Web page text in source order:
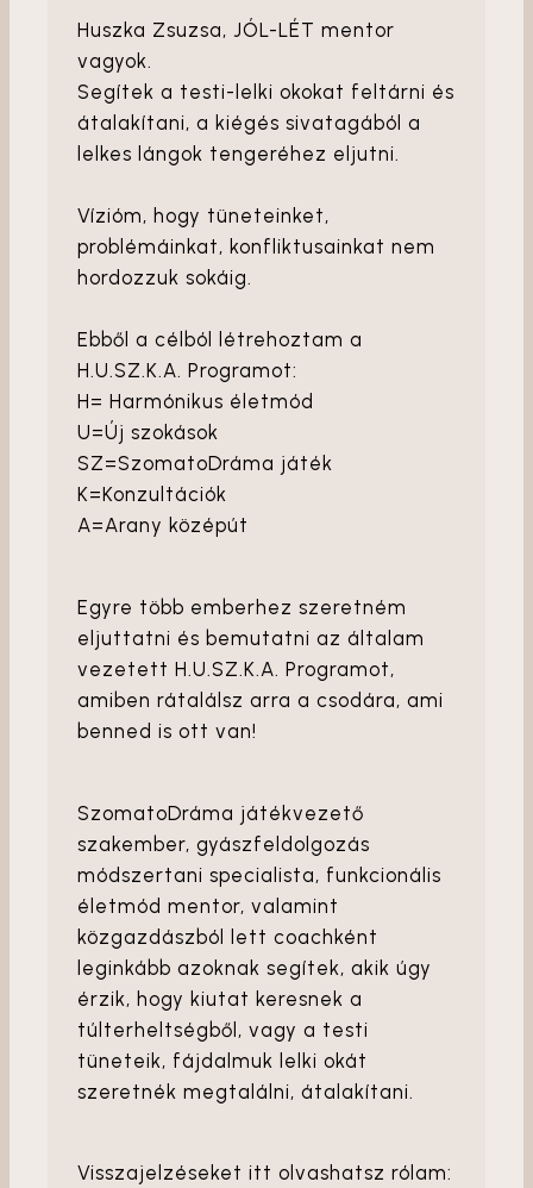
Huszka Zsuzsa, JÓL-LÉT mentor
vagyok.
Segítek a testi-lelki okokat feltárni és
átalakítani, a kiégés sivatagából a
lelkes lángok tengeréhez eljutni.
Vízióm, hogy tüneteinket,
problémáinkat, konfliktusainkat nem
hordozzuk sokáig.
Ebből a célból létrehoztam a
H.U.SZ.K.A. Programot:
H= Harmónikus életmód
U=Új szokások
SZ=SzomatoDráma játék
K=Konzultációk
A=Arany középút
Egyre több emberhez szeretném
eljuttatni és bemutatni az általam
vezetett H.U.SZ.K.A. Programot,
amiben rátalálsz arra a csodára, ami
benned is ott van!
SzomatoDráma játékvezető
szakember, gyászfeldolgozás
módszertani specialista, funkcionális
életmód mentor, valamint
közgazdászból lett coachként
leginkább azoknak segítek, akik úgy
érzik, hogy kiutat keresnek a
túlterheltségből, vagy a testi
tüneteik, fájdalmuk lelki okát
szeretnék megtalálni, átalakítani.
Visszajelzéseket itt olvashatsz rólam: